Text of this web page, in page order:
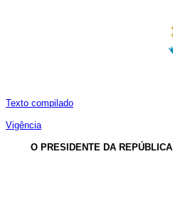
Texto compilado
Vigência
O PRESIDENTE DA REPÚBLICA